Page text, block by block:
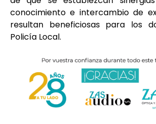
conocimiento e intercambio de
resultan beneficiosas para los
Policía Local.